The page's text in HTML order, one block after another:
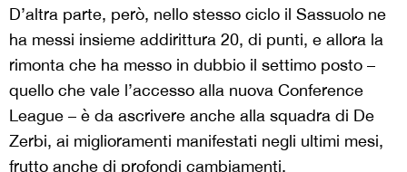
D’altra parte, però, nello stesso ciclo il Sassuolo ne
ha messi insieme addirittura 20, di punti, e allora la
rimonta che ha messo in dubbio il settimo posto –
quello che vale l’accesso alla nuova Conference
League – è da ascrivere anche alla squadra di De
Zerbi, ai miglioramenti manifestati negli ultimi mesi,
frutto anche di profondi cambiamenti.